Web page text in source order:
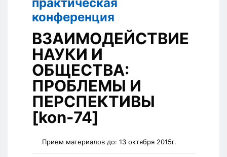
конференция
ВЗАИМОДЕЙСТВИЕ
НАУКИ И
ОБЩЕСТВА:
ПРОБЛЕМЫ И
ПЕРСПЕКТИВЫ
[kon-74]
Прием материалов до: 13 октября 2015г.